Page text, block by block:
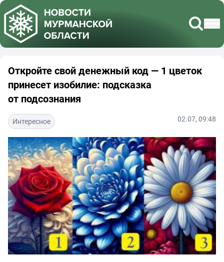
Откройте свой денежный код — 1 цветок
принесет изобилие: подсказка
от подсознания
Интересное 02.07, 09:48